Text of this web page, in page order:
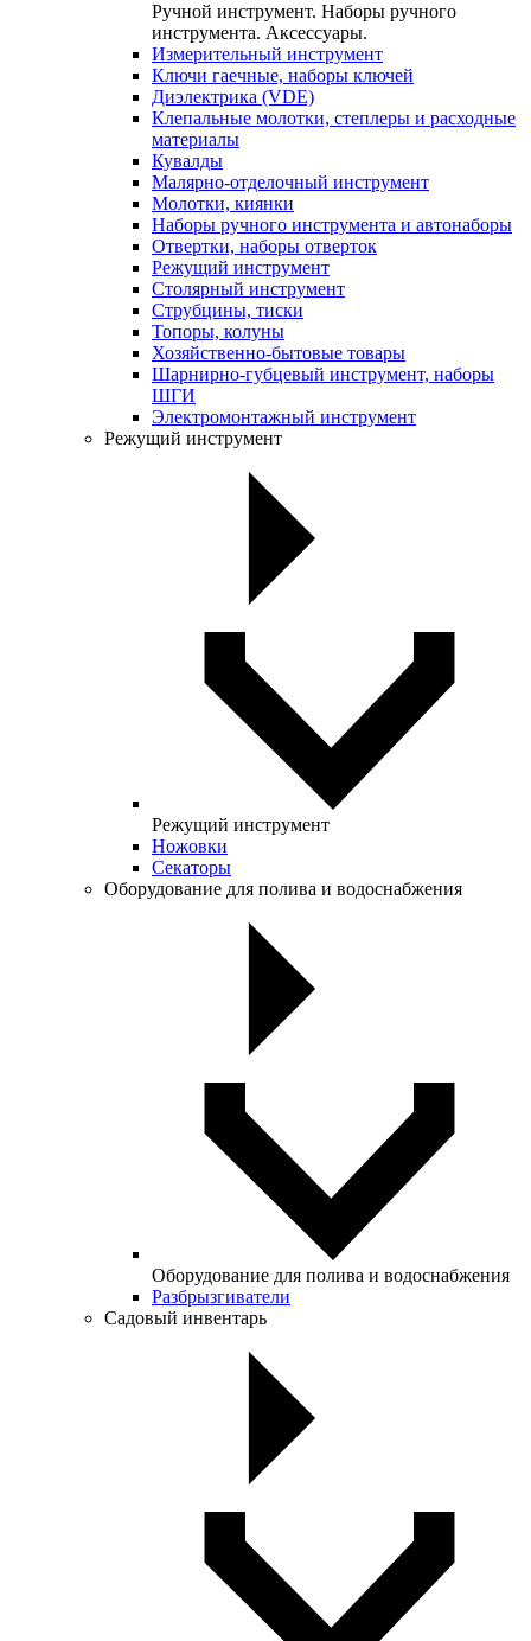
Ручной инструмент. Наборы ручного
инструмента. Аксессуары.
Измерительный инструмент
Ключи гаечные, наборы ключей
Диэлектрика (VDE)
Клепальные молотки, степлеры и расходные
материалы
Кувалды
Малярно-отделочный инструмент
Молотки, киянки
Наборы ручного инструмента и автонаборы
Отвертки, наборы отверток
Режущий инструмент
Столярный инструмент
Струбцины, тиски
Топоры, колуны
Хозяйственно-бытовые товары
Шарнирно-губцевый инструмент, наборы
ШГИ
Электромонтажный инструмент
Режущий инструмент
Режущий инструмент
Ножовки
Секаторы
Оборудование для полива и водоснабжения
Оборудование для полива и водоснабжения
Разбрызгиватели
Садовый инвентарь